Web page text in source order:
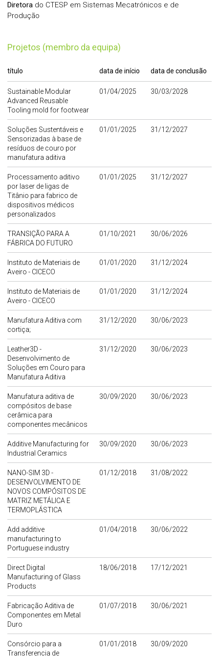
Diretora do CTESP em Sistemas Mecatrónicos e de
Produção
Projetos (membro da equipa)
título data de início data de conclusão
Sustainable Modular
Advanced Reusable
Tooling mold for footwear
01/04/2025 30/03/2028
Soluções Sustentáveis e
Sensorizadas à base de
resíduos de couro por
manufatura aditiva
01/01/2025 31/12/2027
Processamento aditivo
por laser de ligas de
Titânio para fabrico de
dispositivos médicos
personalizados
01/01/2025 31/12/2027
TRANSIÇÃO PARA A
FÁBRICA DO FUTURO
01/10/2021 30/06/2026
Instituto de Materiais de
Aveiro - CICECO
01/01/2020 31/12/2024
Instituto de Materiais de
Aveiro - CICECO
01/01/2020 31/12/2024
Manufatura Aditiva com
cortiça;
31/12/2020 30/06/2023
Leather3D -
Desenvolvimento de
Soluções em Couro para
Manufatura Aditiva
31/12/2020 30/06/2023
Manufatura aditiva de
compósitos de base
cerâmica para
componentes mecânicos
30/09/2020 30/06/2023
Additive Manufacturing for
Industrial Ceramics
30/09/2020 30/06/2023
NANO-SIM 3D -
DESENVOLVIMENTO DE
NOVOS COMPÓSITOS DE
MATRIZ METÁLICA E
TERMOPLÁSTICA
01/12/2018 31/08/2022
Add additive
manufacturing to
Portuguese industry
01/04/2018 30/06/2022
Direct Digital
Manufacturing of Glass
Products
18/06/2018 17/12/2021
Fabricação Aditiva de
Componentes em Metal
Duro
01/07/2018 30/06/2021
Consórcio para a
Transferencia de
01/01/2018 30/09/2020